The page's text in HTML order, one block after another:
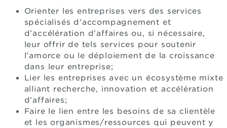
Orienter les entreprises vers des services
spécialisés d’accompagnement et
d’accélération d’affaires ou, si nécessaire,
leur offrir de tels services pour soutenir
l’amorce ou le déploiement de la croissance
dans leur entreprise;
Lier les entreprises avec un écosystème mixte
alliant recherche, innovation et accélération
d’affaires;
Faire le lien entre les besoins de sa clientèle
et les organismes/ressources qui peuvent y